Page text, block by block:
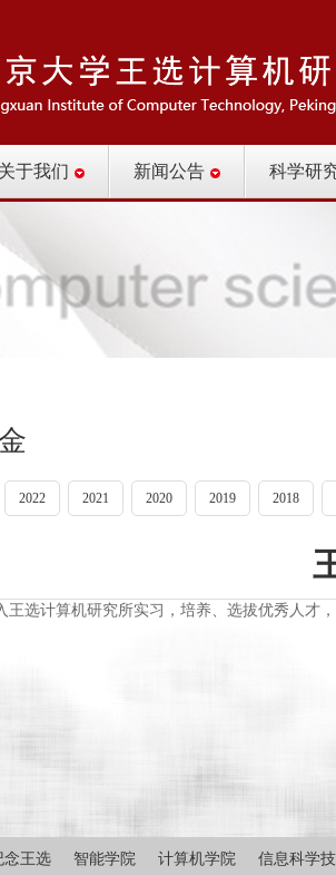
关于我们 新闻公告 科学研
2022 2021 2020 2019 2018
王选计算机研究所实习，培养、选拔优秀人才
念王选 智能学院 计算机学院 信息科学